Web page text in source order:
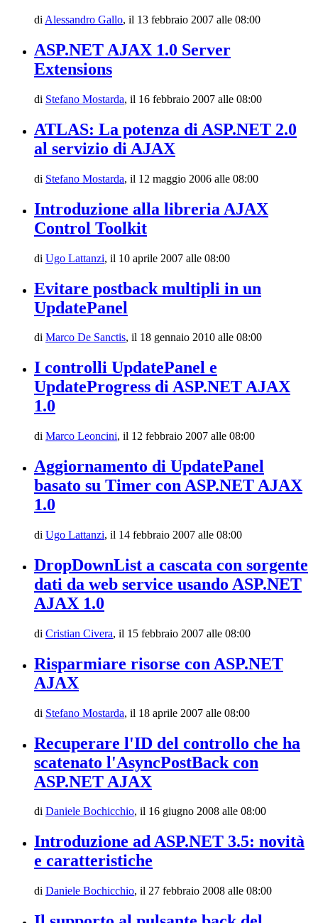
di Alessandro Gallo, il 13 febbraio 2007 alle 08:00
ASP.NET AJAX 1.0 Server
Extensions
di Stefano Mostarda, il 16 febbraio 2007 alle 08:00
ATLAS: La potenza di ASP.NET 2.0
al servizio di AJAX
di Stefano Mostarda, il 12 maggio 2006 alle 08:00
Introduzione alla libreria AJAX
Control Toolkit
di Ugo Lattanzi, il 10 aprile 2007 alle 08:00
Evitare postback multipli in un
UpdatePanel
di Marco De Sanctis, il 18 gennaio 2010 alle 08:00
I controlli UpdatePanel e
UpdateProgress di ASP.NET AJAX
1.0
di Marco Leoncini, il 12 febbraio 2007 alle 08:00
Aggiornamento di UpdatePanel
basato su Timer con ASP.NET AJAX
1.0
di Ugo Lattanzi, il 14 febbraio 2007 alle 08:00
DropDownList a cascata con sorgente
dati da web service usando ASP.NET
AJAX 1.0
di Cristian Civera, il 15 febbraio 2007 alle 08:00
Risparmiare risorse con ASP.NET
AJAX
di Stefano Mostarda, il 18 aprile 2007 alle 08:00
Recuperare l'ID del controllo che ha
scatenato l'AsyncPostBack con
ASP.NET AJAX
di Daniele Bochicchio, il 16 giugno 2008 alle 08:00
Introduzione ad ASP.NET 3.5: novità
e caratteristiche
di Daniele Bochicchio, il 27 febbraio 2008 alle 08:00